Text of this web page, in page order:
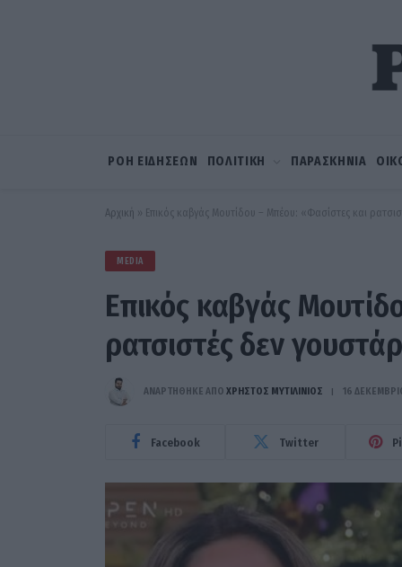
ΡΟΗ ΕΙΔΗΣΕΩΝ ΠΟΛΙΤΙΚΗ ΠΑΡΑΣΚΗΝΙΑ
Αρχική » Επικός καβγάς Μουτίδου – Μπέου: «Φασίστες και
MEDIA
Επικός καβγάς
ρατσιστές δεν
ΑΝΑΡΤΗΘΗΚΕ ΑΠΟ ΧΡΉΣΤΟΣ ΜΥΤΙΛΙΝΙΌΣ 16
Facebook Twitter